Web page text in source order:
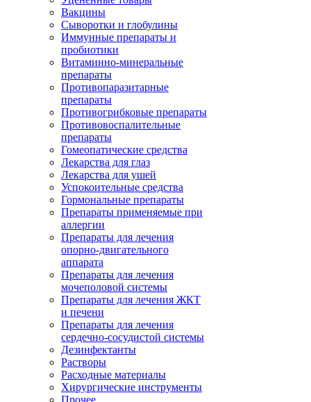
Вакцины
Сыворотки и глобулины
Иммунные препараты и
пробиотики
Витаминно-минеральные
препараты
Противопаразитарные
препараты
Противогрибковые препараты
Противовоспалительные
препараты
Гомеопатические средства
Лекарства для глаз
Лекарства для ушей
Успокоительные средства
Гормональные препараты
Препараты применяемые при
аллергии
Препараты для лечения
опорно-двигательного
аппарата
Препараты для лечения
мочеполовой системы
Препараты для лечения ЖКТ
и печени
Препараты для лечения
сердечно-сосудистой системы
Дезинфектанты
Растворы
Расходные материалы
Хирургические инструменты